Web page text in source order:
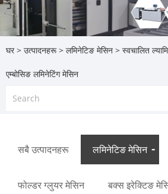
घर > उत्पादनहरू> लमिनेटिङ मेसिन > स्वचालित
एम्बोसिङ लमिनेटिंग मेसिन
सबै उत्पादनहरू लमिनेटिङ मेसिन
फोल्डर ग्लुयर मेसिन बक्स इरेक्टिङ